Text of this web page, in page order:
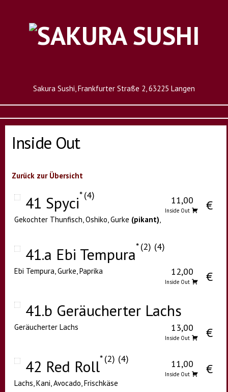
Sakura Sushi, Frankfurter Straße 2, 63225 Langen
Inside Out
Zurück zur Übersicht
41 Spyci 4 11,00
Inside Out €
Gekochter Thunfisch, Oshiko, Gurke (pikant),
41.a Ebi Tempura 2 4
12,00
Inside Out €
Ebi Tempura, Gurke, Paprika
41.b Geräucherter Lachs
13,00
Inside Out €
Geräucherter Lachs
42 Red Roll 2 4 11,00
Inside Out €
Lachs, Kani, Avocado, Frischkäse